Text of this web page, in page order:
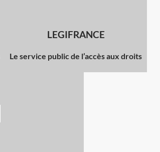
LEGIFRANCE
Le service public de l’accès aux droits